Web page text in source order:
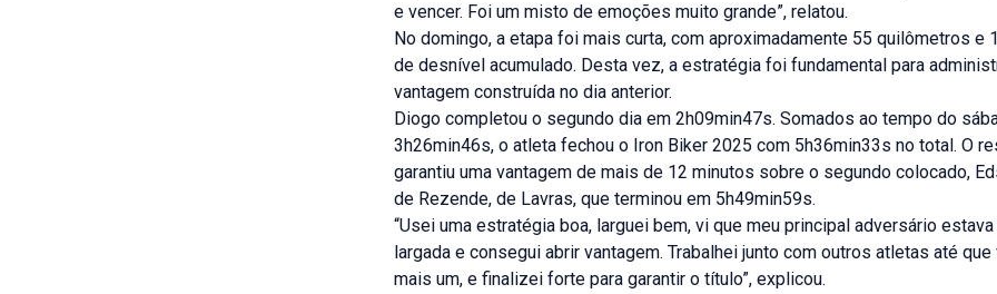
e vencer. Foi um misto de emoções muito grande”, relatou.
No domingo, a etapa foi mais curta, com aproximadamente 55 quilômetros e
de desnível acumulado. Desta vez, a estratégia foi fundamental para
vantagem construída no dia anterior.
Diogo completou o segundo dia em 2h09min47s. Somados ao tempo do
3h26min46s, o atleta fechou o Iron Biker 2025 com 5h36min33s no total. O
garantiu uma vantagem de mais de 12 minutos sobre o segundo colocado,
de Rezende, de Lavras, que terminou em 5h49min59s.
“Usei uma estratégia boa, larguei bem, vi que meu principal adversário
largada e consegui abrir vantagem. Trabalhei junto com outros atletas até
mais um, e finalizei forte para garantir o título”, explicou.